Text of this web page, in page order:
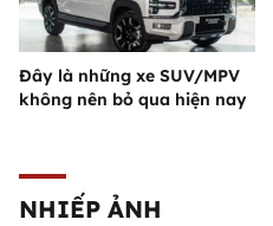
Đây là những xe SUV/MPV
không nên bỏ qua hiện nay
NHIẾP ẢNH